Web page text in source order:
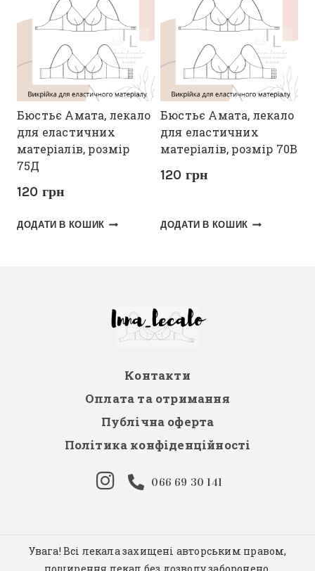
Бюстьє Амата, лекало
для еластичних
матеріалів, розмір
75Д
120 грн
ДОДАТИ В КОШИК
Бюстьє Амата, лекало
для еластичних
матеріалів, розмір 70В
120 грн
ДОДАТИ В КОШИК
Контакти
Оплата та отримання
Публічна оферта
Політика конфіденційності
066 69 30 141
Увага! Всі лекала захищені авторським правом,